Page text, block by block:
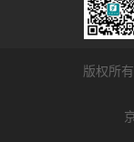
版权所
京